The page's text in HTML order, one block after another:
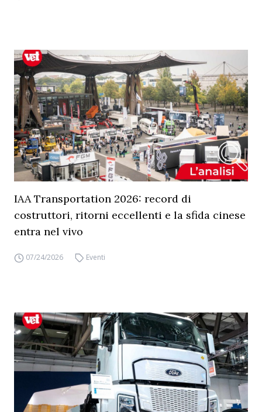
IAA Transportation 2026: record di
costruttori, ritorni eccellenti e la sfida cinese
entra nel vivo
07/24/2026 Eventi